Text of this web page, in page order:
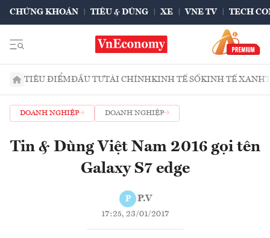
CHỨNG KHOÁN TIÊU & DÙNG XE VNE TV TECH
TIÊU ĐIỂMĐẦU TƯTÀI CHÍNHKINH TẾ SỐKINH TẾ XANH
DOANH NGHIỆP DOANH NGHIỆP
Tin & Dùng Việt Nam 2016 gọi tên
Galaxy S7 edge
P P.V
17:25, 23/01/2017